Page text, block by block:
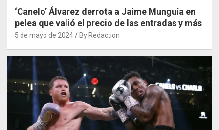
‘Canelo’ Álvarez derrota a Jaime Munguía en
pelea que valió el precio de las entradas y más
5 de mayo de 2024 By Redaction